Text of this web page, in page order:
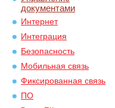
документами
Интернет
Интеграция
Безопасность
Мобильная связь
Фиксированная связь
ПО